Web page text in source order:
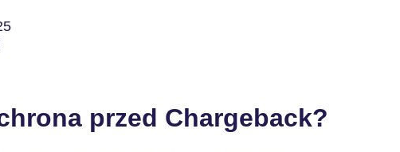
przed Chargeback?